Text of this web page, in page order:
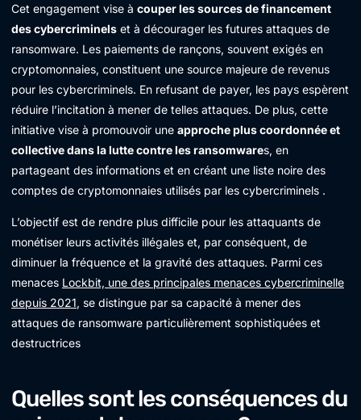
Cet engagement vise à couper les sources de financement
des cybercriminels et à décourager les futures attaques de
ransomware. Les paiements de rançons, souvent exigés en
cryptomonnaies, constituent une source majeure de revenus
pour les cybercriminels. En refusant de payer, les pays espèrent
réduire l’incitation à mener de telles attaques. De plus, cette
initiative vise à promouvoir une approche plus coordonnée et
collective dans la lutte contre les ransomwares, en
partageant des informations et en créant une liste noire des
comptes de cryptomonnaies utilisés par les cybercriminels .
L’objectif est de rendre plus difficile pour les attaquants de
monétiser leurs activités illégales et, par conséquent, de
diminuer la fréquence et la gravité des attaques. Parmi ces
menaces Lockbit, une des principales menaces cybercriminelle
depuis 2021, se distingue par sa capacité à mener des
attaques de ransomware particulièrement sophistiquées et
destructrices
Quelles sont les conséquences du